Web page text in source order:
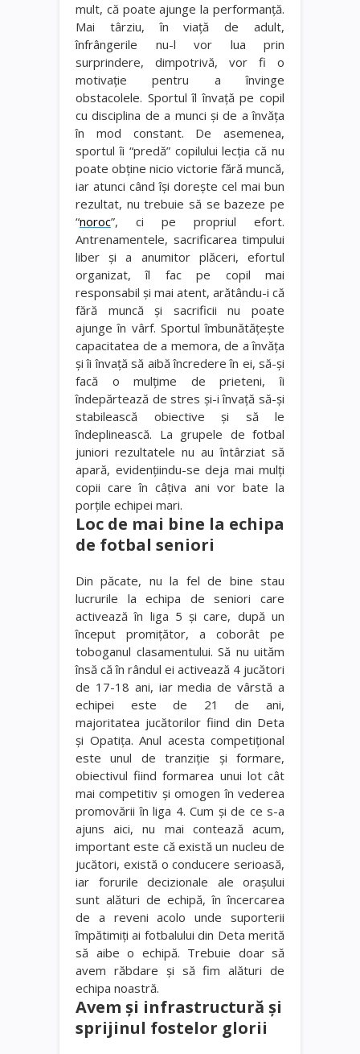
mult, că poate ajunge la performanţă.
Mai târziu, în viaţă de adult,
înfrângerile nu-l vor lua prin
surprindere, dimpotrivă, vor fi o
motivaţie pentru a învinge
obstacolele. Sportul îl învaţă pe copil
cu disciplina de a munci şi de a învăţa
în mod constant. De asemenea,
sportul îi “predă” copilului lecţia că nu
poate obţine nicio victorie fără muncă,
iar atunci când îşi doreşte cel mai bun
rezultat, nu trebuie să se bazeze pe
“noroc”, ci pe propriul efort.
Antrenamentele, sacrificarea timpului
liber şi a anumitor plăceri, efortul
organizat, îl fac pe copil mai
responsabil şi mai atent, arătându-i că
fără muncă şi sacrificii nu poate
ajunge în vârf. Sportul îmbunătăţeşte
capacitatea de a memora, de a învăţa
și îi învaţă să aibă încredere în ei, să-şi
facă o mulţime de prieteni, îi
îndepărtează de stres şi-i învaţă să-şi
stabilească obiective şi să le
îndeplinească. L a grupele de fotbal
juniori rezultatele nu au întârziat să
apară, evidenţiindu-se deja mai mulţi
copii care în câţiva ani vor bate la
porţile echipei mari.
Loc de mai bine la echipa
de fotbal seniori
Din păcate, nu la fel de bine stau
lucrurile la echipa de seniori care
activează în liga 5 și care, după un
început promiţător, a coborât pe
toboganul clasamentului. Să nu uităm
însă că în rândul ei activează 4 jucători
de 17-18 ani, iar media de vârstă a
echipei este de 21 de ani,
majoritatea jucătorilor fiind din Deta
şi Opatiţa. Anul acesta competiţional
este unul de tranziţie şi formare,
obiectivul fiind formarea unui lot cât
mai competitiv şi omogen în vederea
promovării în liga 4. Cum și de ce s-a
ajuns aici, nu mai contează acum,
important este că există un nucleu de
jucători, există o conducere serioasă,
iar forurile decizionale ale oraşului
sunt alături de echipă, în încercarea
de a reveni acolo unde suporterii
împătimiţi ai fotbalului din Deta merită
să aibe o echipă. Trebuie doar să
avem răbdare şi să fim alături de
echipa noastră.
Avem și infrastructură și
sprijinul fostelor glorii